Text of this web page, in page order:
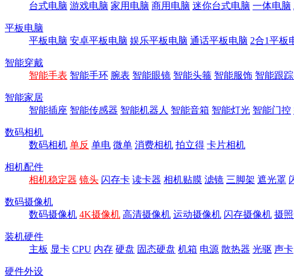
台式电脑 游戏电脑 家用电脑 商用电脑 迷你台式电脑 一体电脑
平板电脑
平板电脑 安卓平板电脑 娱乐平板电脑 通话平板电脑 2合1平板
智能穿戴
智能手表 智能手环 腕表 智能眼镜 智能头箍 智能服饰 智能跟
智能家居
智能插座 智能传感器 智能机器人 智能音箱 智能灯光 智能门控
数码相机
数码相机 单反 单电 微单 消费相机 拍立得 卡片相机
相机配件
相机稳定器 镜头 闪存卡 读卡器 相机贴膜 滤镜 三脚架 遮光罩
数码摄像机
数码摄像机 4K摄像机 高清摄像机 运动摄像机 闪存摄像机 摄
装机硬件
主板 显卡 CPU 内存 硬盘 固态硬盘 机箱 电源 散热器 光驱 声卡
硬件外设